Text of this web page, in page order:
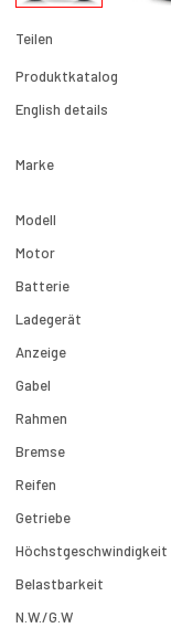
Teilen
Produktkatalog
English details
Marke
Modell
Motor
Batterie
Ladegerät
Anzeige
Gabel
Rahmen
Bremse
Reifen
Getriebe
Höchstgeschwindigkeit
Belastbarkeit
N.W./G.W